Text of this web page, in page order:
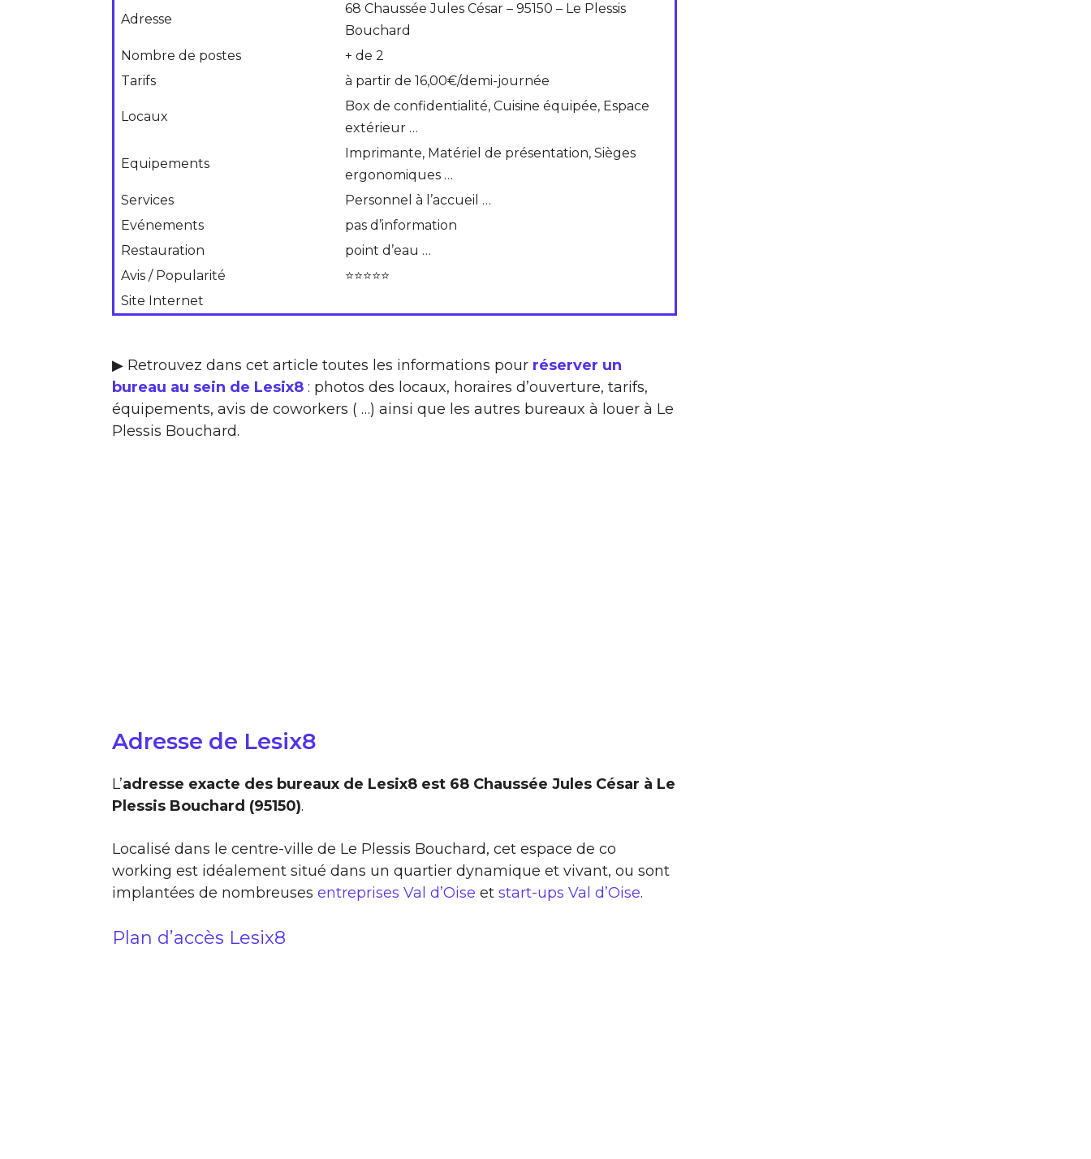
Adresse
68 Chaussée Jules César – 95150 – Le Plessis
Bouchard
Nombre de postes
+ de 2
Tarifs
à partir de 16,00€/demi-journée
Locaux
Box de confidentialité, Cuisine équipée, Espace
extérieur …
Equipements
Imprimante, Matériel de présentation, Sièges
ergonomiques …
Services
Personnel à l’accueil …
Evénements
pas d’information
Restauration
point d’eau …
Avis / Popularité
⭐⭐⭐⭐⭐
Site Internet
▶ Retrouvez dans cet article toutes les informations pour réserver un
bureau au sein de Lesix8 : photos des locaux, horaires d’ouverture, tarifs,
équipements, avis de coworkers ( …) ainsi que les autres bureaux à louer à Le
Plessis Bouchard.
Adresse de Lesix8
L’adresse exacte des bureaux de Lesix8 est 68 Chaussée Jules César à Le
Plessis Bouchard (95150).
Localisé dans le centre-ville de Le Plessis Bouchard, cet espace de co
working est idéalement situé dans un quartier dynamique et vivant, ou sont
implantées de nombreuses entreprises Val d’Oise et start-ups Val d’Oise.
Plan d’accès Lesix8